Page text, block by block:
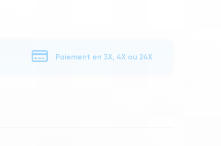
Paiement en 3X, 4X ou 24X